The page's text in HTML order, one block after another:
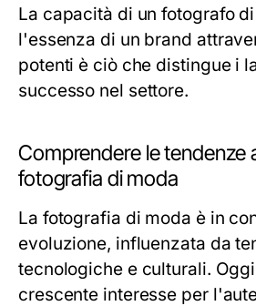
La capacità di un fotografo
l'essenza di un brand
potenti è ciò che distingue i
successo nel settore.
Comprendere le tendenze
fotografia di moda
La fotografia di moda è in
evoluzione, influenzata da
tecnologiche e culturali.
crescente interesse per